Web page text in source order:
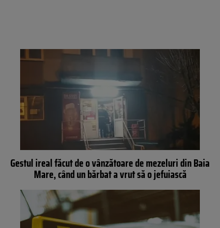
Gestul ireal făcut de o vânzătoare de mezeluri din Baia
Mare, când un bărbat a vrut să o jefuiască